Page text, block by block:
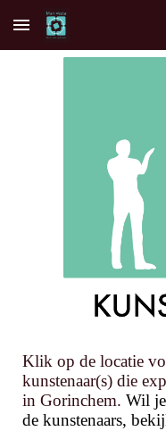
Skip to main content
Klik op de locatie
kunstenaar(s) die
in Gorinchem.Wil
de kunstenaars,